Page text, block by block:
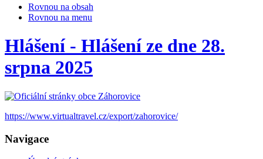
Rovnou na obsah
Rovnou na menu
Hlášení - Hlášení ze dne 28.
srpna 2025
https://www.virtualtravel.cz/export/zahorovice/
Navigace